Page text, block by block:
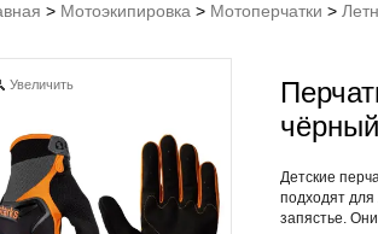
> Мотоэкипировка > Мотоперчатки >
чёрный
Детские
подходят
запястье.
Увеличить